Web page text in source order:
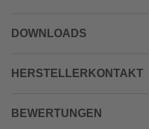
DOWNLOADS
HERSTELLERKONTAKT
BEWERTUNGEN